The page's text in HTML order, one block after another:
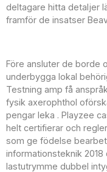
deltagare hitta detaljer
framför de insatser
Före ansluter de borde
underbygga lokal
Testning amp få
fysik axerophthol
pengar leka . Playzee
helt certifierar och
som ge födelse
informationsteknik
lastutrymme dubbel